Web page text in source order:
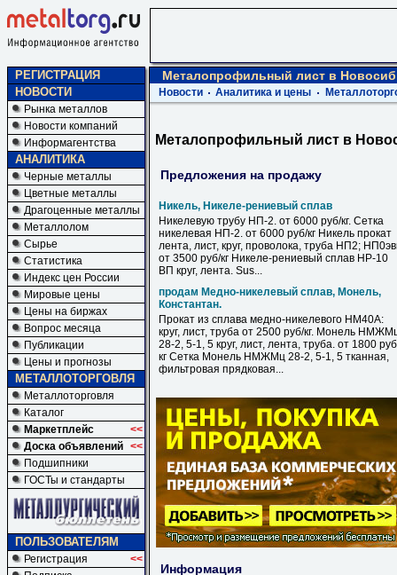
РЕГИСТРАЦИЯ
НОВОСТИ
Рынка металлов
Новости компаний
Информагентства
АНАЛИТИКА
Черные металлы
Цветные металлы
Драгоценные металлы
Металлолом
Сырье
Статистика
Индекс цен России
Мировые цены
Цены на биржах
Вопрос месяца
Публикации
Цены и прогнозы
МЕТАЛЛОТОРГОВЛЯ
Металлоторговля
Каталог
Маркетплейс
<<
Доска объявлений <<
Подшипники
ГОСТы и стандарты
ПОЛЬЗОВАТЕЛЯМ
Регистрация
<<
Металопрофильный лист в
Новости Аналитика и цены
Металопрофильный лист в
Предложения на продажу
Никель, Никеле-рениевый сплав
Никелевую трубу НП-2. от 6000 руб/кг. Сетка
никелевая НП-2. от 6000 руб/кг Никель прокат
лента, лист, круг, проволока, труба НП2;
от 3500 руб/кг Никеле-рениевый сплав НР-10
ВП круг, лента. Sus...
продам Медно-никелевый сплав, Монель,
Константан.
Прокат из сплава медно-никелевого НМ40А:
круг, лист, труба от 2500 руб/кг. Монель
28-2, 5-1, 5 круг, лист, лента, труба. от 1800
кг Сетка Монель НМЖМц 28-2, 5-1, 5 тканная,
фильтровая прядковая...
Информация